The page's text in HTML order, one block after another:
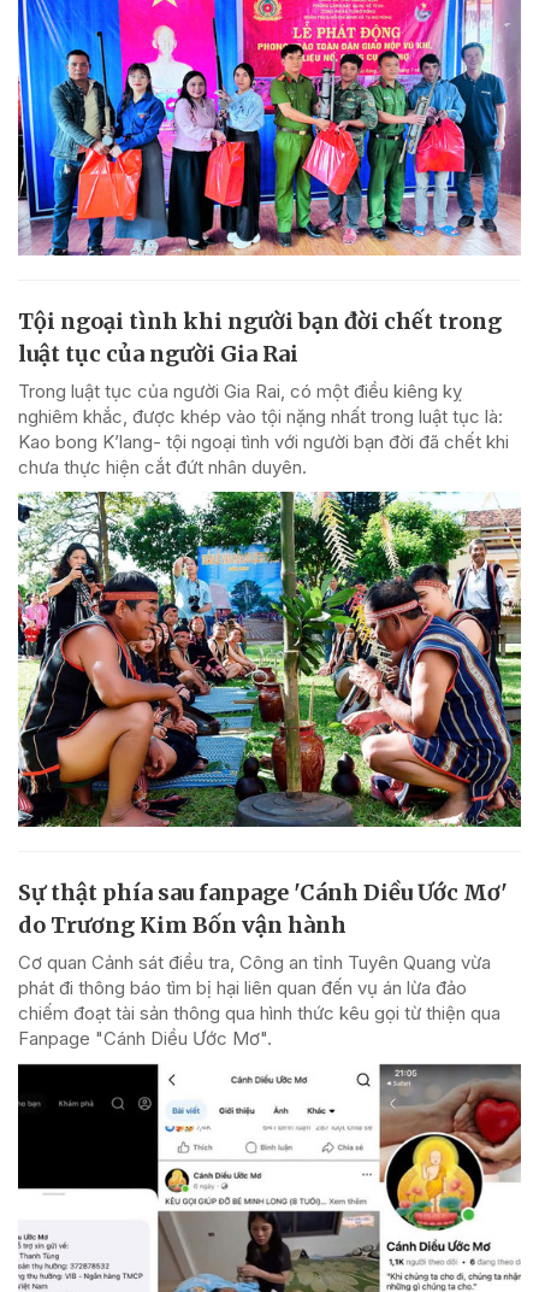
Tội ngoại tình khi người bạn đời chết trong
luật tục của người Gia Rai
Trong luật tục của người Gia Rai, có một điều kiêng kỵ
nghiêm khắc, được khép vào tội nặng nhất trong luật tục là:
Kao bong K’lang- tội ngoại tình với người bạn đời đã chết khi
chưa thực hiện cắt đứt nhân duyên.
Sự thật phía sau fanpage 'Cánh Diều Ước Mơ'
do Trương Kim Bốn vận hành
Cơ quan Cảnh sát điều tra, Công an tỉnh Tuyên Quang vừa
phát đi thông báo tìm bị hại liên quan đến vụ án lừa đảo
chiếm đoạt tài sản thông qua hình thức kêu gọi từ thiện qua
Fanpage "Cánh Diều Ước Mơ".